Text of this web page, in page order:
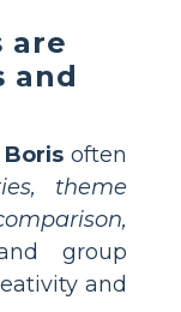
are
and
often
theme
group
and